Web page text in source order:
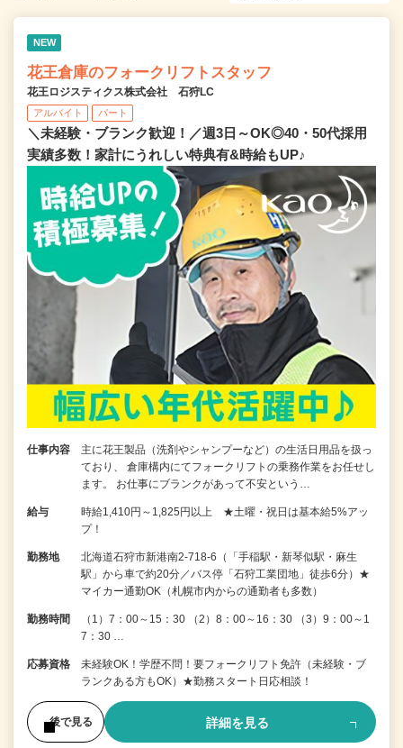
NEW
花王倉庫のフォークリフトスタッフ
花王ロジスティクス株式会社 石狩LC
アルバイト パート
＼未経験・ブランク歓迎！／週3日～OK◎40・50代採用
実績多数！家計にうれしい特典有&時給もUP♪
仕事内容
主に花王製品（洗剤やシャンプーなど）の生活日用品を扱っ
ており、 倉庫構内にてフォークリフトの乗務作業をお任せし
ます。 お仕事にブランクがあって不安という…
給与
時給1,410円～1,825円以上 ★土曜・祝日は基本給5%アッ
プ！
勤務地
北海道石狩市新港南2-718-6（「手稲駅・新琴似駅・麻生
駅」から車で約20分／バス停「石狩工業団地」徒歩6分）★
マイカー通勤OK（札幌市内からの通勤者も多数）
勤務時間
（1）7：00～15：30 （2）8：00～16：30 （3）9：00～1
7：30 …
応募資格
未経験OK！学歴不問！要フォークリフト免許（未経験・ブ
ランクある方もOK）★勤務スタート日応相談！
後で見る 詳細を見る